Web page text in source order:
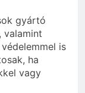
gyártó
valamint
is
ha
vagy